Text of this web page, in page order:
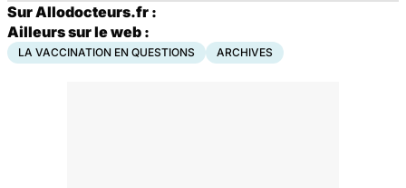
Sur Allodocteurs.fr :
Ailleurs sur le web :
LA VACCINATION EN QUESTIONS ARCHIVES